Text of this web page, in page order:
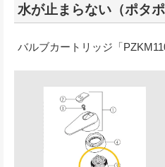
水が止まらない（ポタポ
バルブカートリッジ「